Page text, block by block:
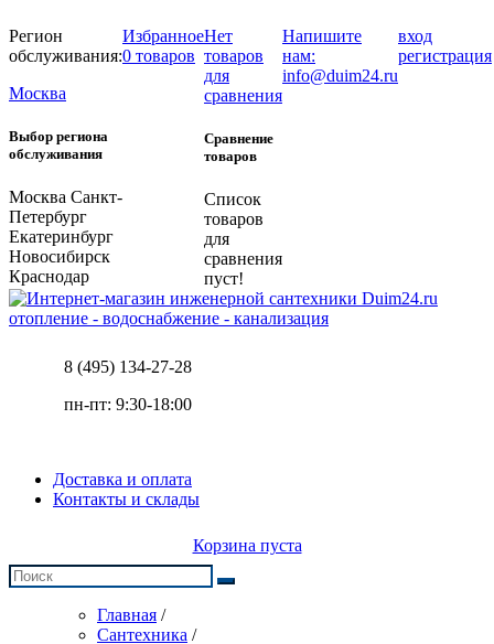
Регион
обслуживания:
Москва
Выбор региона
обслуживания
Москва Санкт-
Петербург
Екатеринбург
Новосибирск
Краснодар
Избранное
0 товаров
Нет
товаров
для
сравнения
Сравнение
товаров
Список
товаров
для
сравнения
пуст!
Напишите
нам:
info@duim24.ru
вход
регистрация
отопление - водоснабжение - канализация
8 (495) 134-27-28
пн-пт: 9:30-18:00
Доставка и оплата
Контакты и склады
Корзина пуста
Главная /
Сантехника /